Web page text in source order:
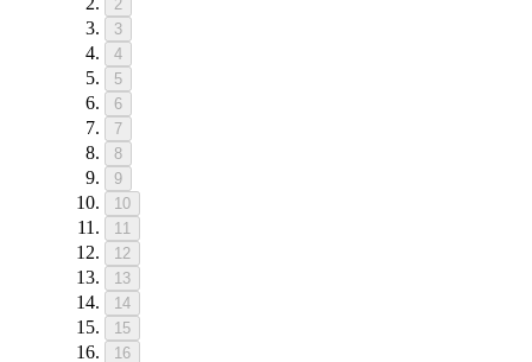
2
3
4
5
6
7
8
9
10
11
12
13
14
15
16